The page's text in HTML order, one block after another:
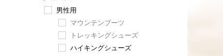
男性用
マウンテンブーツ
トレッキングシューズ
ハイキングシューズ